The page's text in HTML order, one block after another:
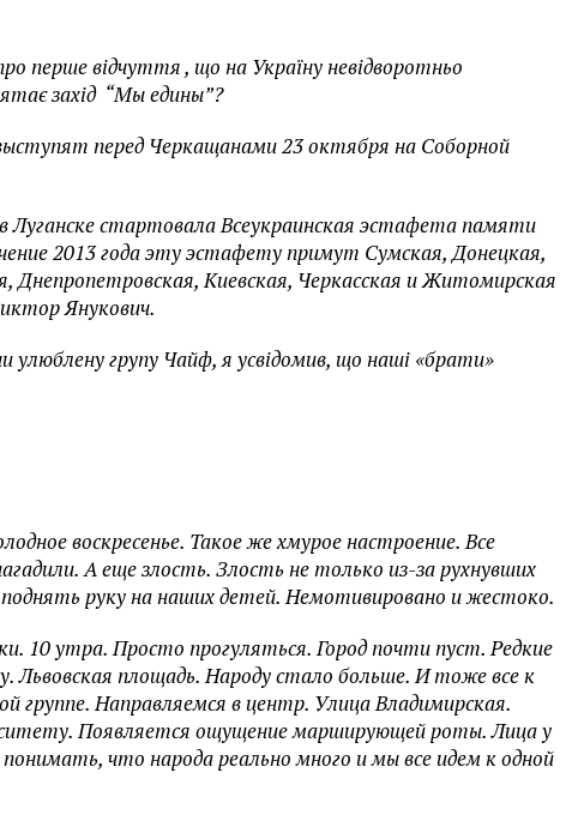
перше відчуття , що на Україну невідворотньо
захід “Мы едины”?
перед Черкащанами 23 октября на Соборной
Луганске стартовала Всеукраинская эстафета памяти
2013 года эту эстафету примут Сумская, Донецкая,
Днепропетровская, Киевская, Черкасская и Житомирская
Янукович.
групу Чайф, я усвідомив, що наші «брати»
воскресенье. Такое же хмурое настроение. Все
А еще злость. Злость не только из-за рухнувших
руку на наших детей. Немотивировано и жестоко.
10 утра. Просто прогуляться. Город почти пуст. Редкие
Львовская площадь. Народу стало больше. И тоже все к
группе. Направляемся в центр. Улица Владимирская.
Появляется ощущение марширующей роты. Лица у
что народа реально много и мы все идем к одной